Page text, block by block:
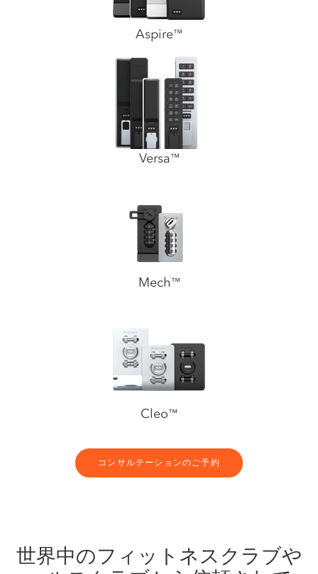
Aspire™
Versa™
Mech ™
Cleo™
コンサルテーションのご予約
世界中のフィットネスクラブや